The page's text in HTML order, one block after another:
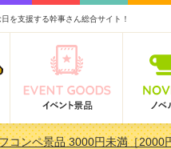
を支援する幹事さん総合サイト！
コンペ景品 3000円未満［